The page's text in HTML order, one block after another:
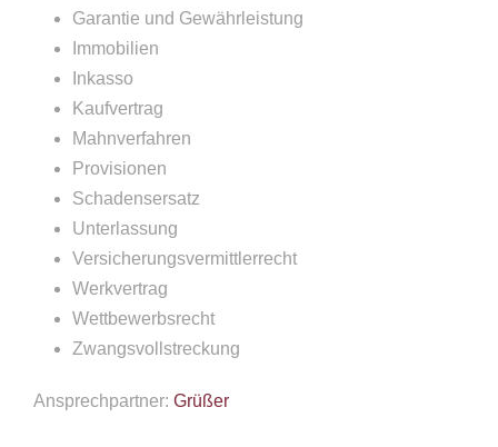
Garantie und Gewährleistung
Immobilien
Inkasso
Kaufvertrag
Mahnverfahren
Provisionen
Schadensersatz
Unterlassung
Versicherungsvermittlerrecht
Werkvertrag
Wettbewerbsrecht
Zwangsvollstreckung
Ansprechpartner: Grüßer